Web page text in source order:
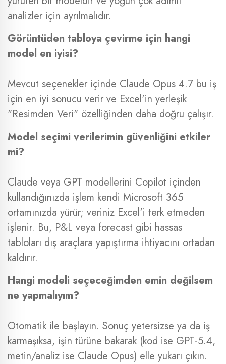
analizler için ayrılmalıdır.
Görüntüden tabloya çevirme için hangi
model en iyisi?
Mevcut seçenekler içinde Claude Opus 4.7 bu iş
için en iyi sonucu verir ve Excel'in yerleşik
"Resimden Veri" özelliğinden daha doğru çalışır.
Model seçimi verilerimin güvenliğini etkiler
mi?
Claude veya GPT modellerini Copilot içinden
kullandığınızda işlem kendi Microsoft 365
ortamınızda yürür; veriniz Excel'i terk etmeden
işlenir. Bu, P&L veya forecast gibi hassas
tabloları dış araçlara yapıştırma ihtiyacını ortadan
kaldırır.
Hangi modeli seçeceğimden emin değilsem
ne yapmalıyım?
Otomatik ile başlayın. Sonuç yetersizse ya da iş
karmaşıksa, işin türüne bakarak (kod ise GPT-5.4,
metin/analiz ise Claude Opus) elle yukarı çıkın.